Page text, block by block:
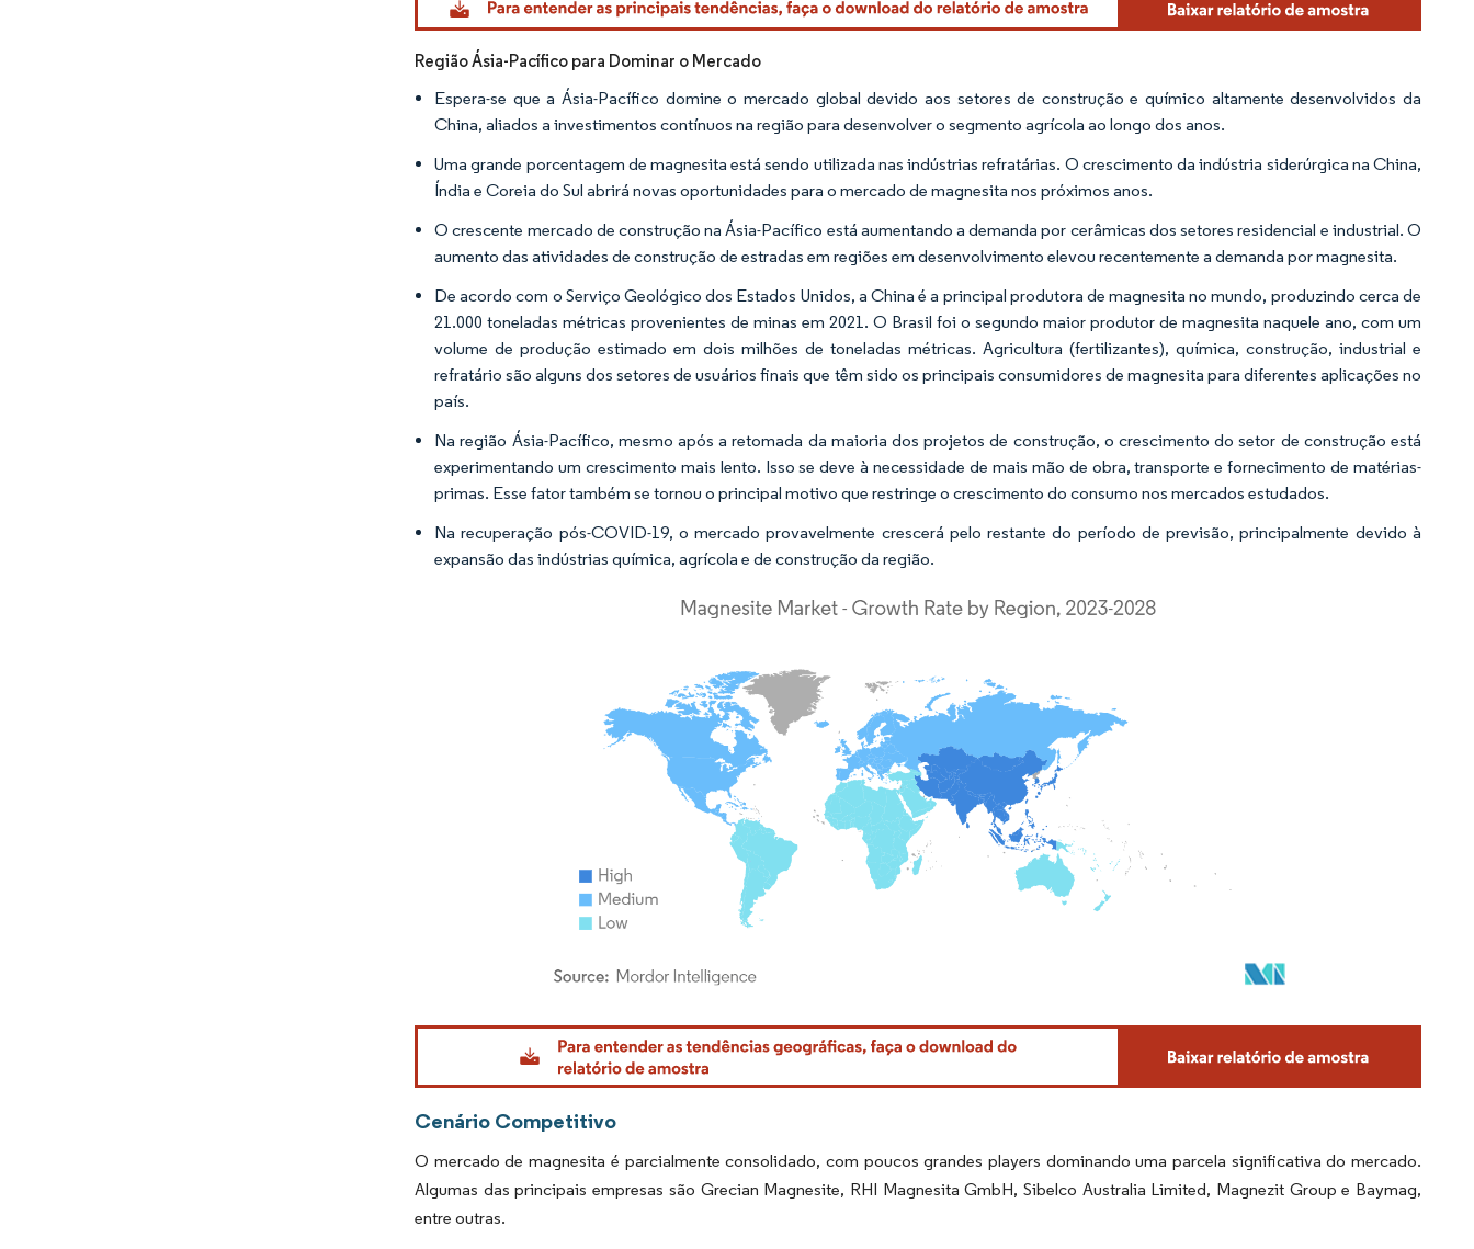
Região Ásia-Pacífico para Dominar o Mercado
Espera-se que a Ásia-Pacífico domine o mercado global devido aos setores de construção e químico altamente desenvolvidos da
China, aliados a investimentos contínuos na região para desenvolver o segmento agrícola ao longo dos anos.
Uma grande porcentagem de magnesita está sendo utilizada nas indústrias refratárias. O crescimento da indústria siderúrgica na China,
Índia e Coreia do Sul abrirá novas oportunidades para o mercado de magnesita nos próximos anos.
O crescente mercado de construção na Ásia-Pacífico está aumentando a demanda por cerâmicas dos setores residencial e industrial. O
aumento das atividades de construção de estradas em regiões em desenvolvimento elevou recentemente a demanda por magnesita.
De acordo com o Serviço Geológico dos Estados Unidos, a China é a principal produtora de magnesita no mundo, produzindo cerca de
21.000 toneladas métricas provenientes de minas em 2021. O Brasil foi o segundo maior produtor de magnesita naquele ano, com um
volume de produção estimado em dois milhões de toneladas métricas. Agricultura (fertilizantes), química, construção, industrial e
refratário são alguns dos setores de usuários finais que têm sido os principais consumidores de magnesita para diferentes aplicações no
país.
Na região Ásia-Pacífico, mesmo após a retomada da maioria dos projetos de construção, o crescimento do setor de construção está
experimentando um crescimento mais lento. Isso se deve à necessidade de mais mão de obra, transporte e fornecimento de matérias-
primas. Esse fator também se tornou o principal motivo que restringe o crescimento do consumo nos mercados estudados.
Na recuperação pós-COVID-19, o mercado provavelmente crescerá pelo restante do período de previsão, principalmente devido à
expansão das indústrias química, agrícola e de construção da região.
Imagem © Mordor Intelligence. O reuso requer atribuição conforme CC BY 4.0.
Cenário Competitivo
O mercado de magnesita é parcialmente consolidado, com poucos grandes players dominando uma parcela significativa do mercado.
Algumas das principais empresas são Grecian Magnesite, RHI Magnesita GmbH, Sibelco Australia Limited, Magnezit Group e Baymag,
entre outras.